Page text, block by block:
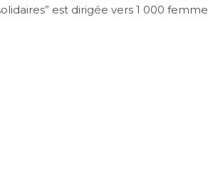
est dirigée vers 1 000